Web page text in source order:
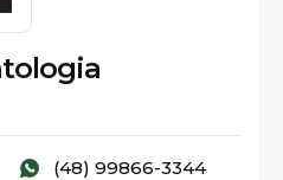
(48) 99866-3344